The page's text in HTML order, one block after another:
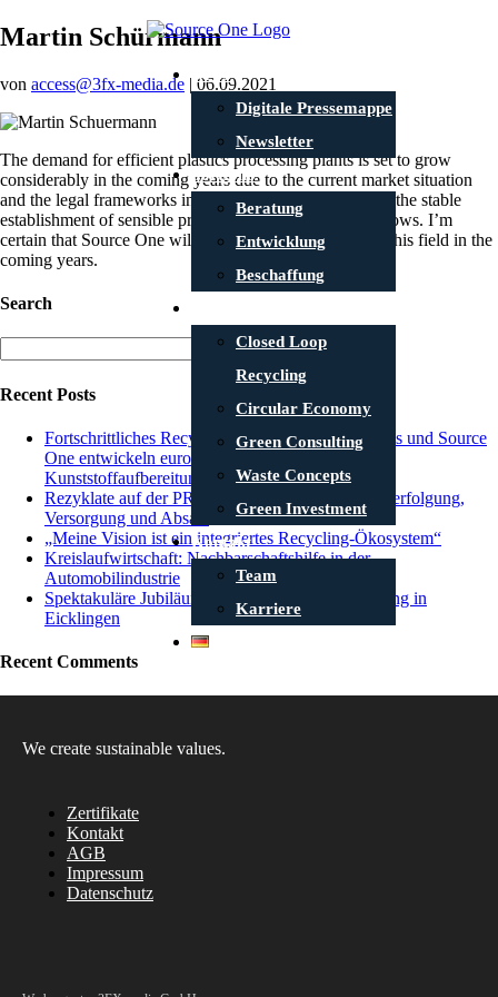
News
Digitale Pressemappe
Newsletter
Portfolio
Beratung
Entwicklung
Beschaffung
Closed Loop
Recycling
Circular Economy
Green Consulting
Waste Concepts
Green Investment
Kontakt
Team
Karriere
Martin Schürmann
von access@3fx-media.de | 06.09.2021
The demand for efficient plastics processing plants is set to grow
considerably in the coming years due to the current market situation
and the legal frameworks in Europe. Just as important is the stable
establishment of sensible products from these material flows. I’m
certain that Source One will make important impacts in this field in the
coming years.
Search
nach:
Recent Posts
Fortschrittliches Recycling: Freepoint Eco-Systems und Source
One entwickeln europäische Infrastruktur für
Kunststoffaufbereitung
Rezyklate auf der PRSE 2025: Qualitäten, Nachverfolgung,
Versorgung und Absatz
„Meine Vision ist ein integriertes Recycling-Ökosystem“
Kreislaufwirtschaft: Nachbarschaftshilfe in der
Automobilindustrie
Spektakuläre Jubiläumsparty und Standorteröffnung in
Eicklingen
Recent Comments
We create sustainable values.
Zertifikate
Kontakt
AGB
Impressum
Datenschutz